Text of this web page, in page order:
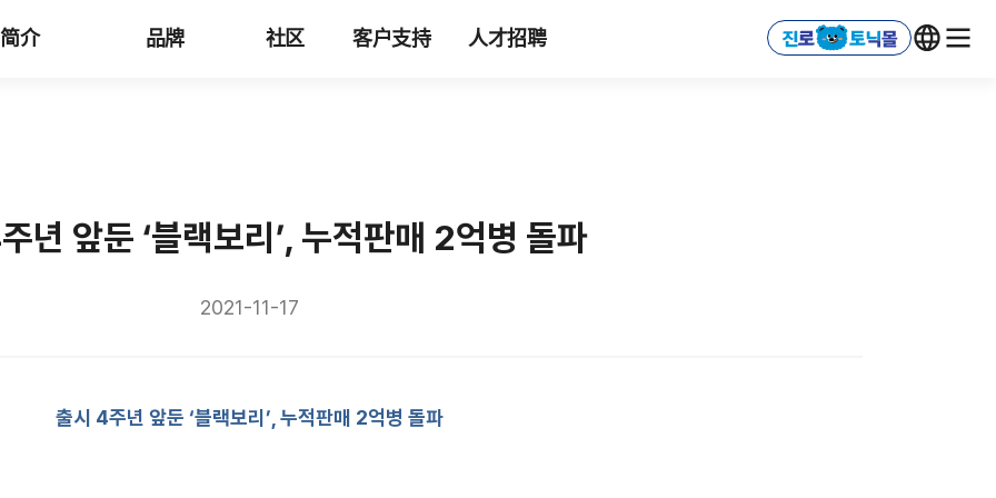
介 品牌 社区 客户支持 人才招聘
년 앞둔 ‘블랙보리’, 누적판매 2억병 돌파
2021-11-17
출시 4주년 앞둔 ‘블랙보리’ 누적판매 2억병 돌파